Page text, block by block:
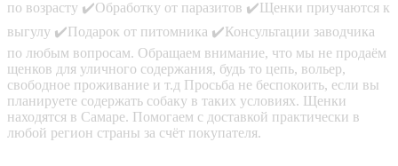
по возрасту ✔️Обработку от паразитов ✔️Щенки приучаются к
выгулу ✔️Подарок от питомника ✔️Консультации заводчика
по любым вопросам. Обращаем внимание, что мы не продаём
щенков для уличного содержания, будь то цепь, вольер,
свободное проживание и т.д Просьба не беспокоить, если вы
планируете содержать собаку в таких условиях. Щенки
находятся в Самаре. Помогаем с доставкой практически в
любой регион страны за счёт покупателя.